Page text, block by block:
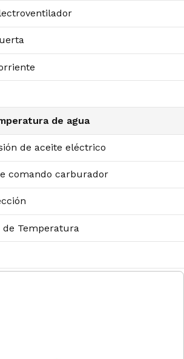
de agua
de aceite eléctrico
comando carburador
de Temperatura